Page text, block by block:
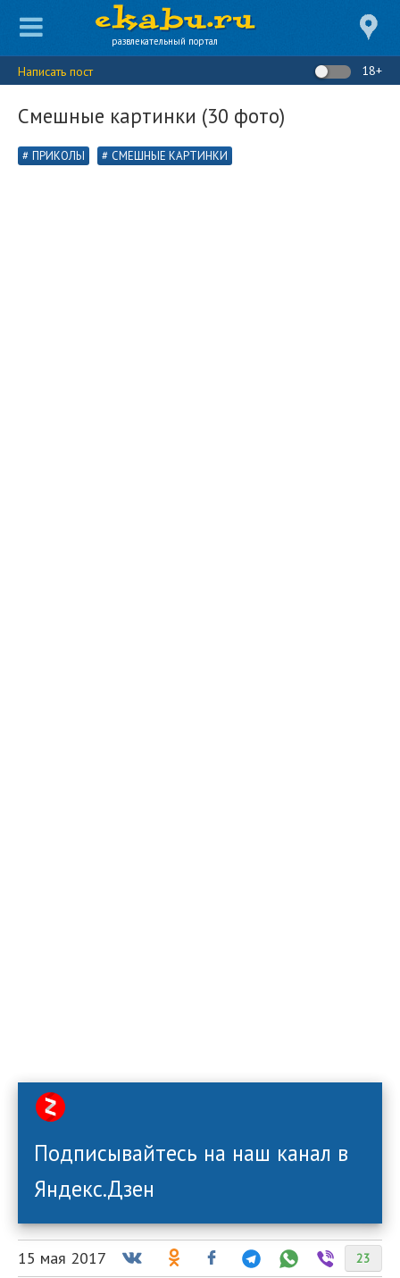
развлекательный портал
Написать пост 18+
Смешные картинки (30 фото)
ПРИКОЛЫ СМЕШНЫЕ КАРТИНКИ
Подписывайтесь на наш канал в
Яндекс.Дзен
23
15 мая 2017